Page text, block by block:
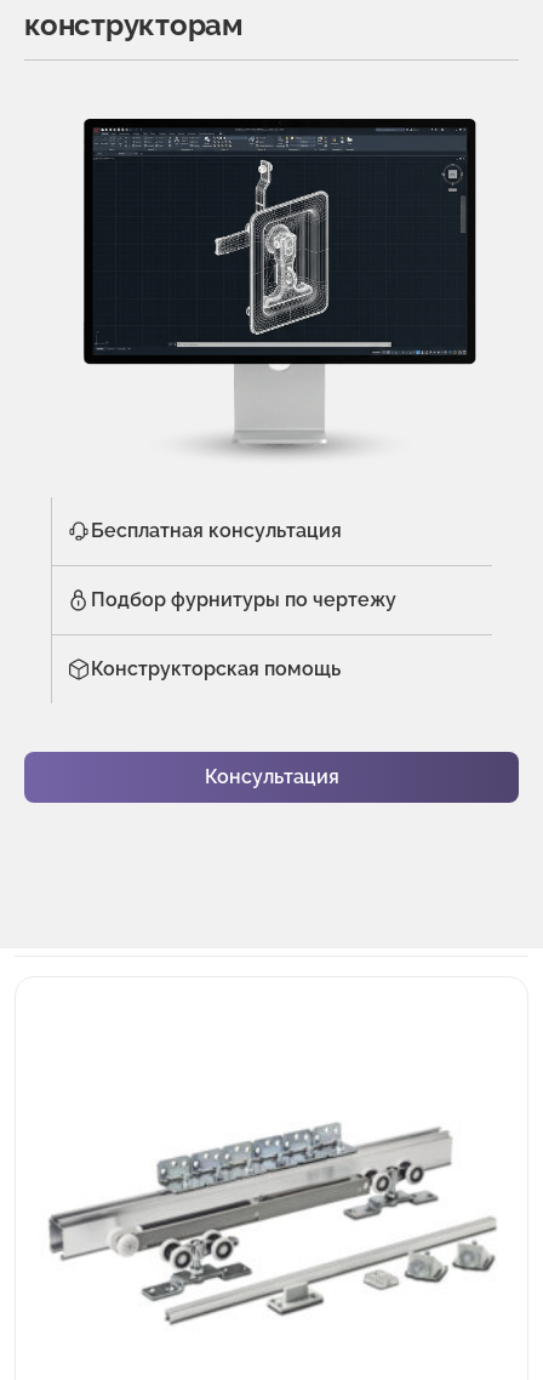
конструкторам
Бесплатная консультация
Подбор фурнитуры по чертежу
Конструкторская помощь
Консультация